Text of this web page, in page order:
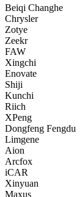
Beiqi Changhe
Chrysler
Zotye
Zeekr
FAW
Xingchi
Enovate
Shiji
Kunchi
Riich
XPeng
Dongfeng Fengdu
Limgene
Aion
Arcfox
iCAR
Xinyuan
Maxus